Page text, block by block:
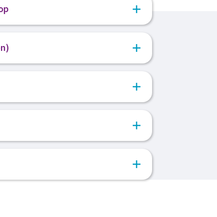
een kennismakingsgesprek bij ons
over de vacature. Bij een goed
onze opdrachtgever om kennis te